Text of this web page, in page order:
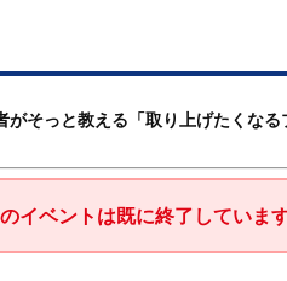
っと教える「取り上げたくなる
イベントは既に終了しています